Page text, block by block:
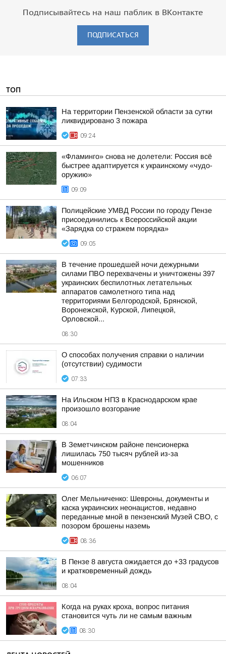
Подписывайтесь на наш паблик в ВКонтакте
ПОДПИСАТЬСЯ
ТОП
На территории Пензенской области за сутки
ликвидировано 3 пожара
09:24
«Фламинго» снова не долетели: Россия всё
быстрее адаптируется к украинскому «чудо-
оружию»
09:09
Полицейские УМВД России по городу Пензе
присоединились к Всероссийской акции
«Зарядка со стражем порядка»
09:05
В течение прошедшей ночи дежурными
силами ПВО перехвачены и уничтожены 397
украинских беспилотных летательных
аппаратов самолетного типа над
территориями Белгородской, Брянской,
Воронежской, Курской, Липецкой,
Орловской...
08:30
О способах получения справки о наличии
(отсутствии) судимости
07:33
На Ильском НПЗ в Краснодарском крае
произошло возгорание
08:04
В Земетчинском районе пенсионерка
лишилась 750 тысяч рублей из-за
мошенников
06:07
Олег Мельниченко: Шевроны, документы и
каска украинских неонацистов, недавно
переданные мной в пензенский Музей СВО, с
позором брошены наземь
08:36
В Пензе 8 августа ожидается до +33 градусов
и кратковременный дождь
08:04
Когда на руках кроха, вопрос питания
становится чуть ли не самым важным
08:30